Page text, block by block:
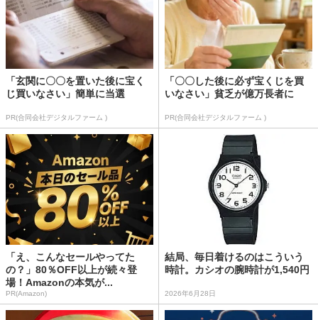
「玄関に〇〇を置いた後に宝く
じ買いなさい」簡単に当選
PR(合同会社デジタルファーム )
「〇〇した後に必ず宝くじを買
いなさい」貧乏が億万長者に
PR(合同会社デジタルファーム )
「え、こんなセールやってた
の？」80％OFF以上が続々登
場！Amazonの本気が...
PR(Amazon)
結局、毎日着けるのはこういう
時計。カシオの腕時計が1,540円
2026年6月28日